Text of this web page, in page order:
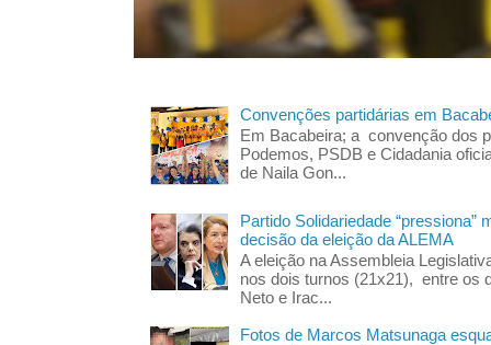
Convenções partidárias em
Em Bacabeira; a convenção dos
Podemos, PSDB e Cidadania
de Naila Gon...
Partido Solidariedade “pressiona”
decisão da eleição da ALEMA
A eleição na Assembleia
nos dois turnos (21x21), entre os
Neto e Irac...
Fotos de Marcos Matsunaga